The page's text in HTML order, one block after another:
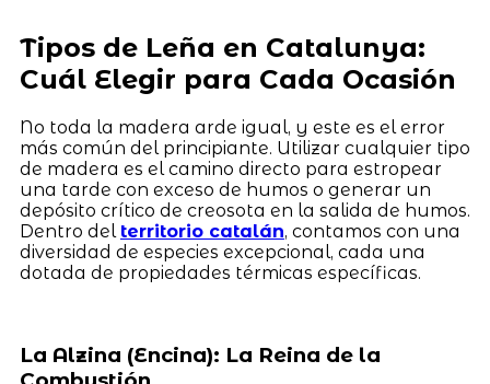
Tipos de Leña en Catalunya:
Cuál Elegir para Cada Ocasión
No toda la madera arde igual, y este es el error
más común del principiante. Utilizar cualquier tipo
de madera es el camino directo para estropear
una tarde con exceso de humos o generar un
depósito crítico de creosota en la salida de humos.
Dentro del territorio catalán, contamos con una
diversidad de especies excepcional, cada una
dotada de propiedades térmicas específicas.
La Alzina (Encina): La Reina de la